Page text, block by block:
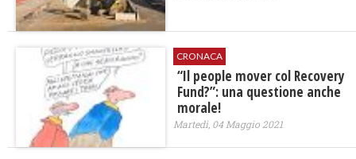
CRONACA
“Il people mover col Recovery
Fund?”: una questione anche
morale!
Martedì, 04 Maggio 2021